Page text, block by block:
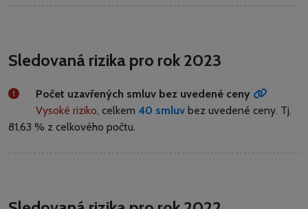
Sledovaná rizika pro rok 2023
Počet uzavřených smluv bez uvedené ceny
Vysoké riziko, celkem 40 smluv bez uvedené ceny. Tj.
81,63 % z celkového počtu.